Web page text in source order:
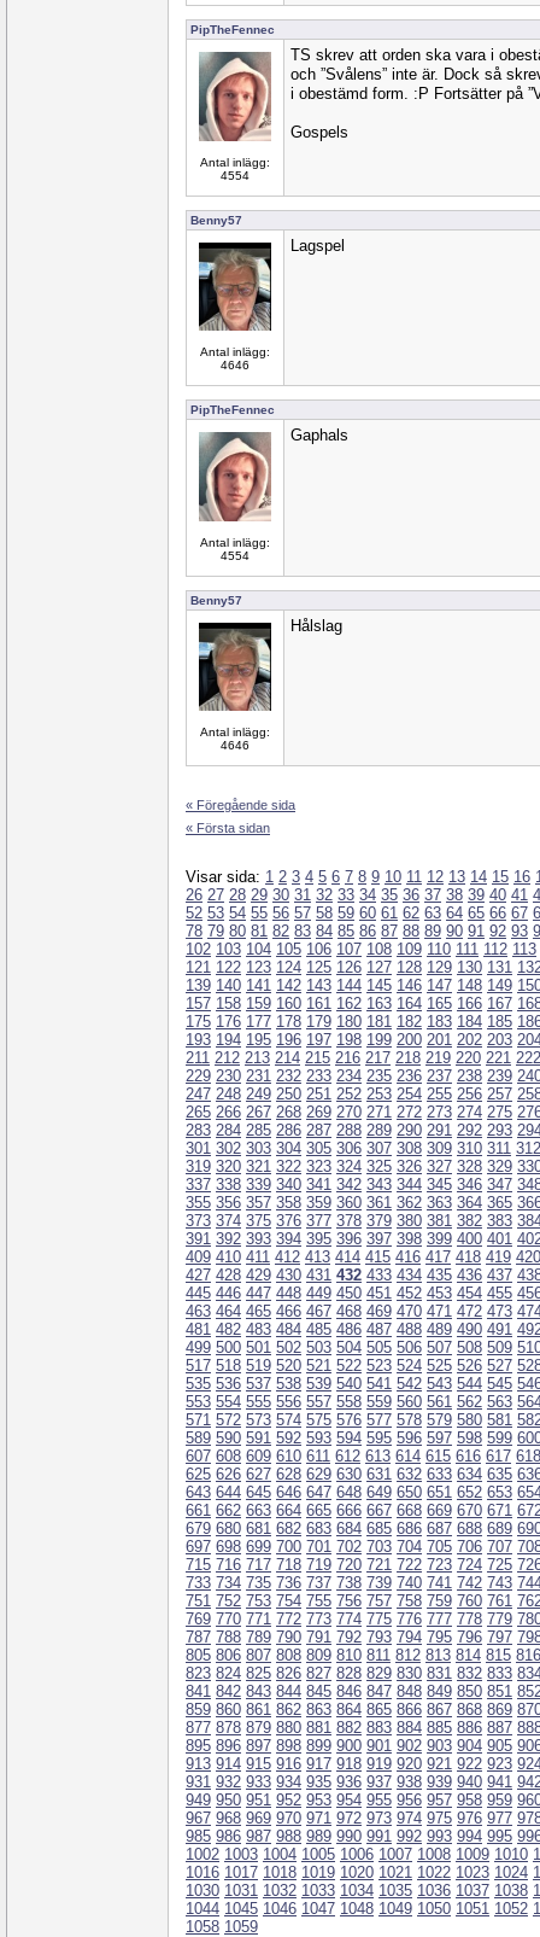
PipTheFennec
Antal inlägg:
4554
TS skrev att orden ska vara i
och ”Svålens” inte är. Dock så
i obestämd form. :P Fortsätter på
Gospels
Benny57
Antal inlägg:
4646
Lagspel
PipTheFennec
Antal inlägg:
4554
Gaphals
Benny57
Antal inlägg:
4646
Hålslag
« Föregående sida
« Första sidan
Visar sida: 1 2 3 4 5 6 7 8 9 10 11 12 13 14 15 16
26 27 28 29 30 31 32 33 34 35 36 37 38 39 40 41
52 53 54 55 56 57 58 59 60 61 62 63 64 65 66 67
78 79 80 81 82 83 84 85 86 87 88 89 90 91 92 93
102 103 104 105 106 107 108 109 110 111 112 113
121 122 123 124 125 126 127 128 129 130 131
139 140 141 142 143 144 145 146 147 148 149
157 158 159 160 161 162 163 164 165 166 167
175 176 177 178 179 180 181 182 183 184 185
193 194 195 196 197 198 199 200 201 202 203
211 212 213 214 215 216 217 218 219 220 221 222
229 230 231 232 233 234 235 236 237 238 239
247 248 249 250 251 252 253 254 255 256 257
265 266 267 268 269 270 271 272 273 274 275
283 284 285 286 287 288 289 290 291 292 293
301 302 303 304 305 306 307 308 309 310 311 312
319 320 321 322 323 324 325 326 327 328 329
337 338 339 340 341 342 343 344 345 346 347
355 356 357 358 359 360 361 362 363 364 365
373 374 375 376 377 378 379 380 381 382 383
391 392 393 394 395 396 397 398 399 400 401
409 410 411 412 413 414 415 416 417 418 419 420
427 428 429 430 431 432 433 434 435 436 437
445 446 447 448 449 450 451 452 453 454 455
463 464 465 466 467 468 469 470 471 472 473
481 482 483 484 485 486 487 488 489 490 491
499 500 501 502 503 504 505 506 507 508 509
517 518 519 520 521 522 523 524 525 526 527
535 536 537 538 539 540 541 542 543 544 545
553 554 555 556 557 558 559 560 561 562 563
571 572 573 574 575 576 577 578 579 580 581
589 590 591 592 593 594 595 596 597 598 599
607 608 609 610 611 612 613 614 615 616 617 618
625 626 627 628 629 630 631 632 633 634 635
643 644 645 646 647 648 649 650 651 652 653
661 662 663 664 665 666 667 668 669 670 671
679 680 681 682 683 684 685 686 687 688 689
697 698 699 700 701 702 703 704 705 706 707
715 716 717 718 719 720 721 722 723 724 725
733 734 735 736 737 738 739 740 741 742 743
751 752 753 754 755 756 757 758 759 760 761
769 770 771 772 773 774 775 776 777 778 779
787 788 789 790 791 792 793 794 795 796 797
805 806 807 808 809 810 811 812 813 814 815 816
823 824 825 826 827 828 829 830 831 832 833
841 842 843 844 845 846 847 848 849 850 851
859 860 861 862 863 864 865 866 867 868 869
877 878 879 880 881 882 883 884 885 886 887
895 896 897 898 899 900 901 902 903 904 905
913 914 915 916 917 918 919 920 921 922 923
931 932 933 934 935 936 937 938 939 940 941
949 950 951 952 953 954 955 956 957 958 959
967 968 969 970 971 972 973 974 975 976 977
985 986 987 988 989 990 991 992 993 994 995
1002 1003 1004 1005 1006 1007 1008 1009 1010
1016 1017 1018 1019 1020 1021 1022 1023 1024
1030 1031 1032 1033 1034 1035 1036 1037 1038
1044 1045 1046 1047 1048 1049 1050 1051 1052
1058 1059